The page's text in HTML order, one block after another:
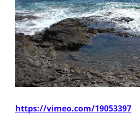
https://vimeo.com/19053397